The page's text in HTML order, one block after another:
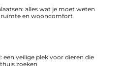
alles wat je moet weten
en wooncomfort
een veilige plek voor dieren die
zoeken